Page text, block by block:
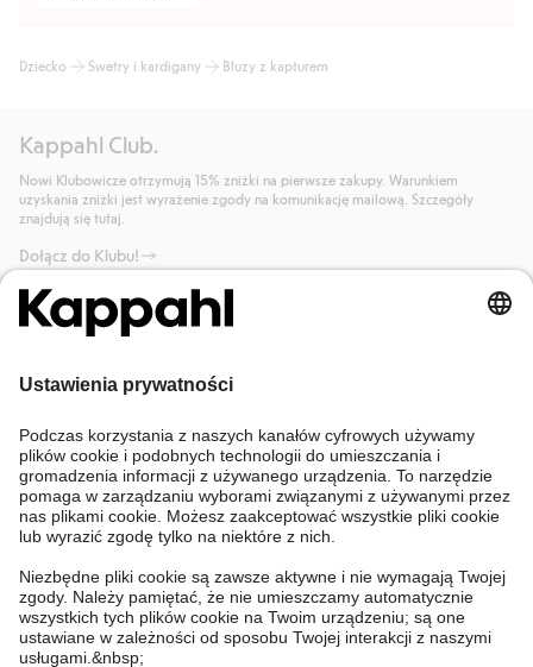
Dziecko Swetry i kardigany Bluzy z kapturem
Kappahl Club.
Nowi Klubowicze otrzymują 15% zniżki na pierwsze zakupy. Warunkiem
uzyskania zniżki jest wyrażenie zgody na komunikację mailową. Szczegóły
znajdują się tutaj.
Dołącz do Klubu!
Potrzebujesz pomocy?
Sklep internetowy
Częste pytania
Twoje zamówienie
Kappahl Club
Mój profil
Kappahl Club
O nas